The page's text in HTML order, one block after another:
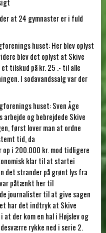
at 24 gymnaster er i fuld
huset: Her blev oplyst
blev det oplyst at Skive
et tilskud på kr. 25 .- til alle
I sodavandssalg var der
huset: Sven Åge
og bebrejdede Skive
først lover man at ordne
tid, da
op i 200.000 kr. mod tidligere
klar til at startei
det strander på grønt lys fra
påtænkt her til
journalister til at give sagen
har det indtryk at Skive
der kom en hal i Højslev og
desværre rykke ned i serie 2.